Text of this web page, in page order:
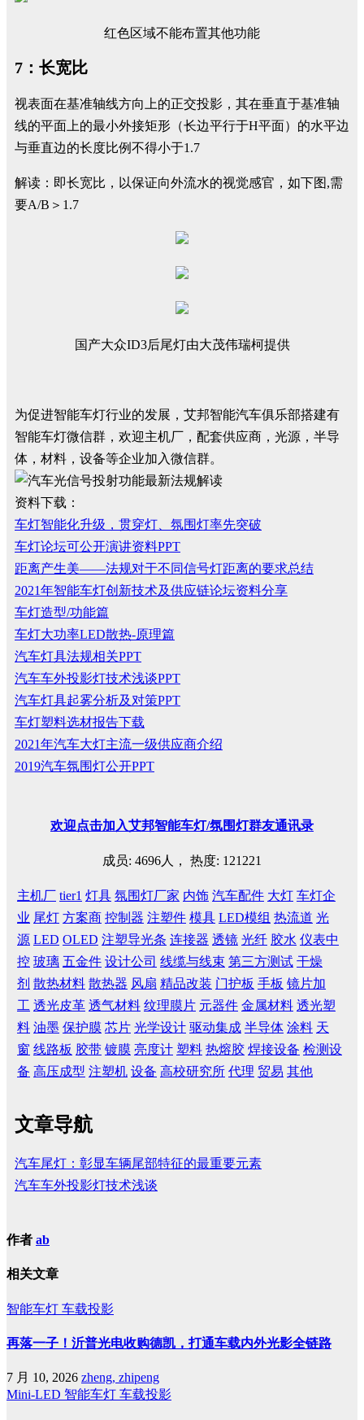
红色区域不能布置其他功能
7：长宽比
视表面在基准轴线方向上的正交投影，其在垂直于基准轴
线的平面上的最小外接矩形（长边平行于H平面）的水平边
与垂直边的长度比例不得小于1.7
解读：即长宽比，以保证向外流水的视觉感官，如下图,需
要A/B＞1.7
国产大众ID3后尾灯由大茂伟瑞柯提供
为促进智能车灯行业的发展，艾邦智能汽车俱乐部搭建有
智能车灯微信群，欢迎主机厂，配套供应商，光源，半导
体，材料，设备等企业加入微信群。
资料下载：
车灯智能化升级，贯穿灯、氛围灯率先突破
车灯论坛可公开演讲资料PPT
距离产生美——法规对于不同信号灯距离的要求总结
2021年智能车灯创新技术及供应链论坛资料分享
车灯造型/功能篇
车灯大功率LED散热-原理篇
汽车灯具法规相关PPT
汽车车外投影灯技术浅谈PPT
汽车灯具起雾分析及对策PPT
车灯塑料选材报告下载
2021年汽车大灯主流一级供应商介绍
2019汽车氛围灯公开PPT
欢迎点击加入艾邦智能车灯/氛围灯群友通讯录
成员: 4696人， 热度: 121221
主机厂 tier1 灯具 氛围灯厂家 内饰 汽车配件 大灯 车灯企
业 尾灯 方案商 控制器 注塑件 模具 LED模组 热流道 光
源 LED OLED 注塑导光条 连接器 透镜 光纤 胶水 仪表中
控 玻璃 五金件 设计公司 线缆与线束 第三方测试 干燥
剂 散热材料 散热器 风扇 精品改装 门护板 手板 镜片加
工 透光皮革 透气材料 纹理膜片 元器件 金属材料 透光塑
料 油墨 保护膜 芯片 光学设计 驱动集成 半导体 涂料 天
窗 线路板 胶带 镀膜 亮度计 塑料 热熔胶 焊接设备 检测设
备 高压成型 注塑机 设备 高校研究所 代理 贸易 其他
文章导航
汽车尾灯：彰显车辆尾部特征的最重要元素
汽车车外投影灯技术浅谈
作者 ab
相关文章
智能车灯 车载投影
再落一子！沂普光电收购德凯，打通车载内外光影全链路
7 月 10, 2026 zheng, zhipeng
Mini-LED 智能车灯 车载投影